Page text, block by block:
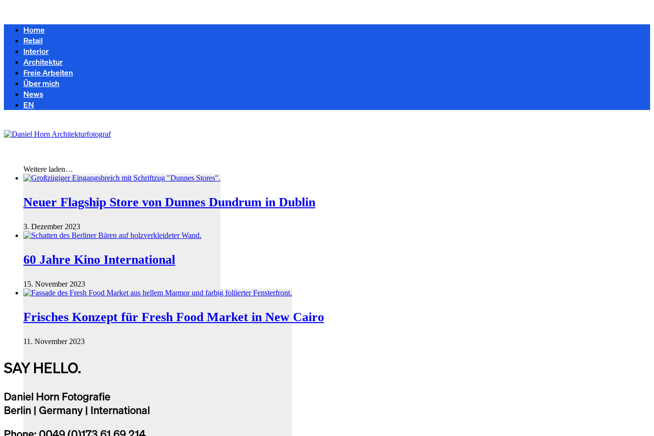
Home
Retail
Interior
Architektur
Freie Arbeiten
Über mich
News
EN
Weitere laden…
Neuer Flagship Store von Dunnes Dundrum in Dublin
3. Dezember 2023
60 Jahre Kino International
15. November 2023
Frisches Konzept für Fresh Food Market in New Cairo
11. November 2023
SAY HELLO.
Daniel Horn Fotografie
Berlin | Germany | International